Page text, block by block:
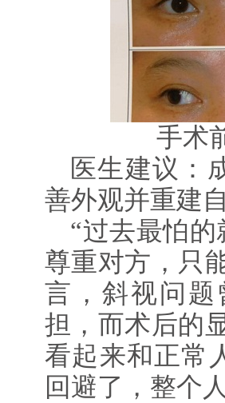
手术
医生建议：
善外观并重建
“过去最怕
尊重对方，只
言，斜视问
担，而术后的
看起来和正常
回避了，整个